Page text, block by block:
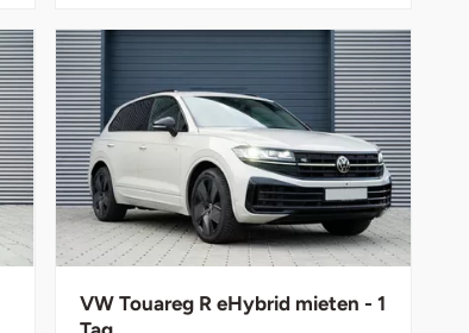
VW Touareg R eHybrid mieten - 1